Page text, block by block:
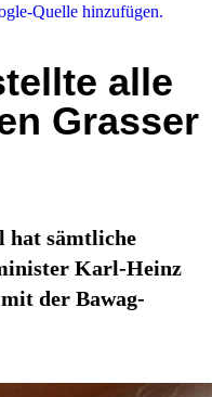
Quelle hinzufügen.
alle
Grasser
hat sämtliche
Karl-Heinz
der Bawag-